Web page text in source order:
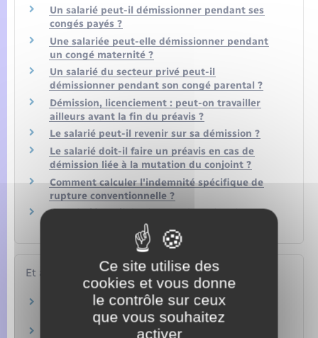
Un salarié peut-il démissionner pendant ses
congés payés ?
Une salariée peut-elle démissionner pendant
un congé maternité ?
Un salarié du secteur privé peut-il
démissionner pendant son congé parental ?
Démission, licenciement : peut-on travailler
ailleurs avant la fin du préavis ?
Le salarié peut-il revenir sur sa démission ?
Le salarié doit-il faire un préavis en cas de
démission liée à la mutation du conjoint ?
Comment calculer l'indemnité spécifique de
rupture conventionnelle ?
Un salarié a-t-il des heures de recherche
d'emploi pendant le préavis de démission ?
Et aussi
Licenciement pour motif personnel
Travail – Formation
Licenciement économique
Ce site utilise des
cookies et vous donne
le contrôle sur ceux
que vous souhaitez
activer